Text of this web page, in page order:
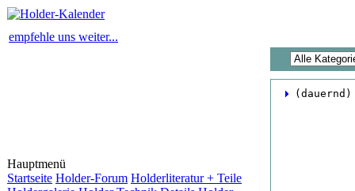
empfehle uns weiter...
Hauptmenü
Startseite Holder-Forum Holderliteratur + Teile
(dauernd)